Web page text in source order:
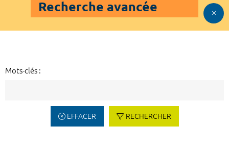
Recherche avancée
Mots-clés :
EFFACER RECHERCHER